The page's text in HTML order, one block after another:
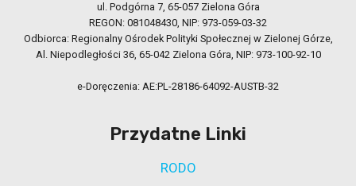
ul. Podgórna 7, 65-057 Zielona Góra
REGON: 081048430, NIP: 973-059-03-32
Odbiorca: Regionalny Ośrodek Polityki Społecznej w Zielonej Górze,
Al. Niepodległości 36, 65-042 Zielona Góra, NIP: 973-100-92-10
e-Doręczenia: AE:PL-28186-64092-AUSTB-32
Przydatne Linki
RODO